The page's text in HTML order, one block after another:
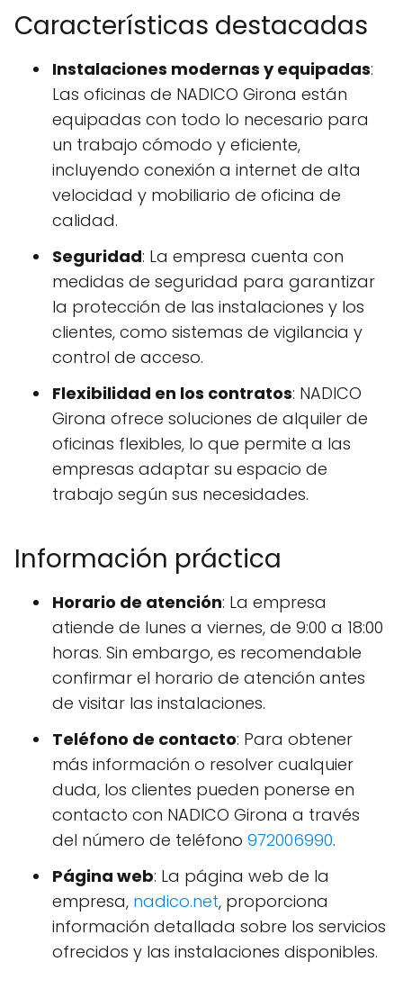
Características destacadas
Instalaciones modernas y equipadas:
Las oficinas de NADICO Girona están
equipadas con todo lo necesario para
un trabajo cómodo y eficiente,
incluyendo conexión a internet de alta
velocidad y mobiliario de oficina de
calidad.
Seguridad: La empresa cuenta con
medidas de seguridad para garantizar
la protección de las instalaciones y los
clientes, como sistemas de vigilancia y
control de acceso.
Flexibilidad en los contratos: NADICO
Girona ofrece soluciones de alquiler de
oficinas flexibles, lo que permite a las
empresas adaptar su espacio de
trabajo según sus necesidades.
Información práctica
Horario de atención: La empresa
atiende de lunes a viernes, de 9:00 a 18:00
horas. Sin embargo, es recomendable
confirmar el horario de atención antes
de visitar las instalaciones.
Teléfono de contacto: Para obtener
más información o resolver cualquier
duda, los clientes pueden ponerse en
contacto con NADICO Girona a través
del número de teléfono 972006990.
Página web: La página web de la
empresa, nadico.net, proporciona
información detallada sobre los servicios
ofrecidos y las instalaciones disponibles.